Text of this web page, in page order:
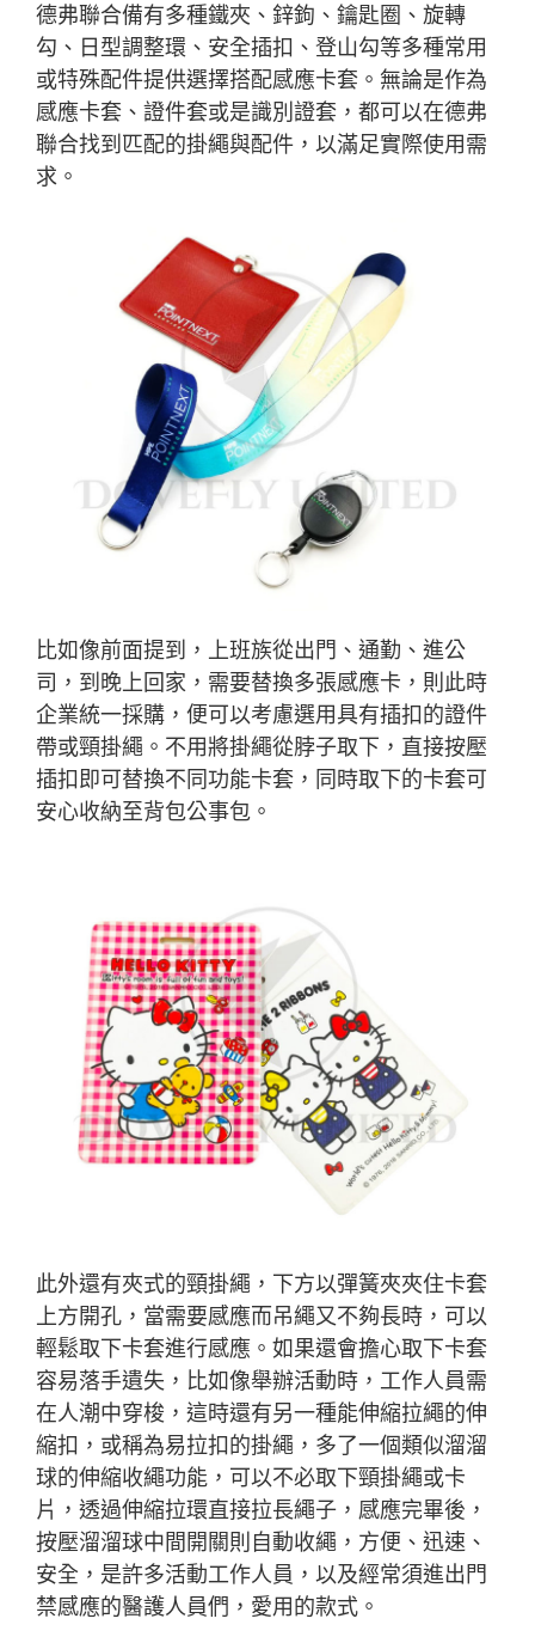
德弗聯合備有多種鐵夾、鋅鉤、鑰匙圈、旋轉
勾、日型調整環、安全插扣、登山勾等多種常用
或特殊配件提供選擇搭配感應卡套。無論是作為
感應卡套、證件套或是識別證套，都可以在德弗
聯合找到匹配的掛繩與配件，以滿足實際使用需
求。
比如像前面提到，上班族從出門、通勤、進公
司，到晚上回家，需要替換多張感應卡，則此時
企業統一採購，便可以考慮選用具有插扣的證件
帶或頸掛繩。不用將掛繩從脖子取下，直接按壓
插扣即可替換不同功能卡套，同時取下的卡套可
安心收納至背包公事包。
此外還有夾式的頸掛繩，下方以彈簧夾夾住卡套
上方開孔，當需要感應而吊繩又不夠長時，可以
輕鬆取下卡套進行感應。如果還會擔心取下卡套
容易落手遺失，比如像舉辦活動時，工作人員需
在人潮中穿梭，這時還有另一種能伸縮拉繩的伸
縮扣，或稱為易拉扣的掛繩，多了一個類似溜溜
球的伸縮收繩功能，可以不必取下頸掛繩或卡
片，透過伸縮拉環直接拉長繩子，感應完畢後，
按壓溜溜球中間開關則自動收繩，方便、迅速、
安全，是許多活動工作人員，以及經常須進出門
禁感應的醫護人員們，愛用的款式。